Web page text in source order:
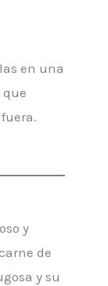
en una
que
y
de
y su